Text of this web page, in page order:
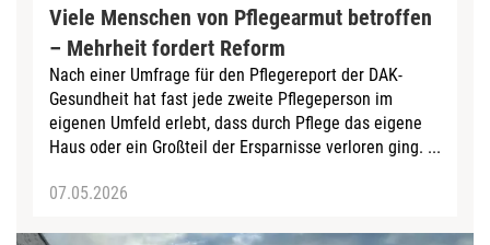
Viele Menschen von Pflegearmut betroffen
– Mehrheit fordert Reform
Nach einer Umfrage für den Pflegereport der DAK-
Gesundheit hat fast jede zweite Pflegeperson im
eigenen Umfeld erlebt, dass durch Pflege das eigene
Haus oder ein Großteil der Ersparnisse verloren ging. ...
07.05.2026